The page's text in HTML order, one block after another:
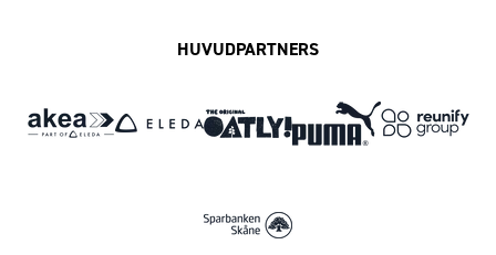
HUVUDPARTNERS